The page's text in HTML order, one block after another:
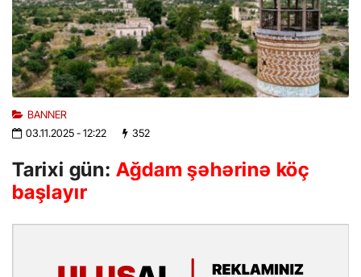
BANNER
03.11.2025- 12:22 352
Tarixi gün: Ağdam şəhərinə köç
başlayır